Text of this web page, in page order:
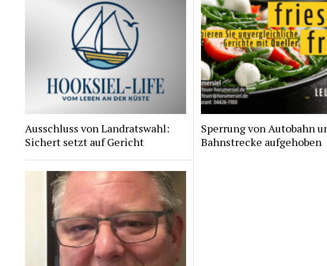
Ausschluss von Landratswahl:
Sichert setzt auf Gericht
Sperrung von Autobahn
Bahnstrecke aufgehoben